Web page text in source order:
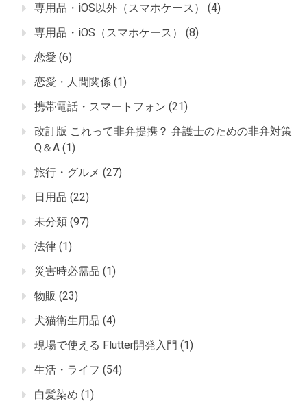
専用品・iOS以外（スマホケース）
(4)
専用品・iOS（スマホケース）
(8)
恋愛 (6)
恋愛・人間関係 (1)
携帯電話・スマートフォン (21)
改訂版 これって非弁提携？ 弁護士のための非弁対策
Q＆A (1)
旅行・グルメ (27)
日用品 (22)
未分類 (97)
法律 (1)
災害時必需品 (1)
物販 (23)
犬猫衛生用品 (4)
現場で使える Flutter開発入門 (1)
生活・ライフ (54)
白髪染め (1)